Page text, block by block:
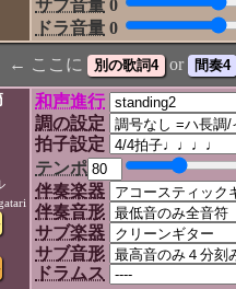
サブ音量 0
ドラ音量 0
← ここに or
和声進行
調の設定
拍子設定
テンポ
伴奏楽器
伴奏音形
サブ楽器
サブ音形
ドラムス